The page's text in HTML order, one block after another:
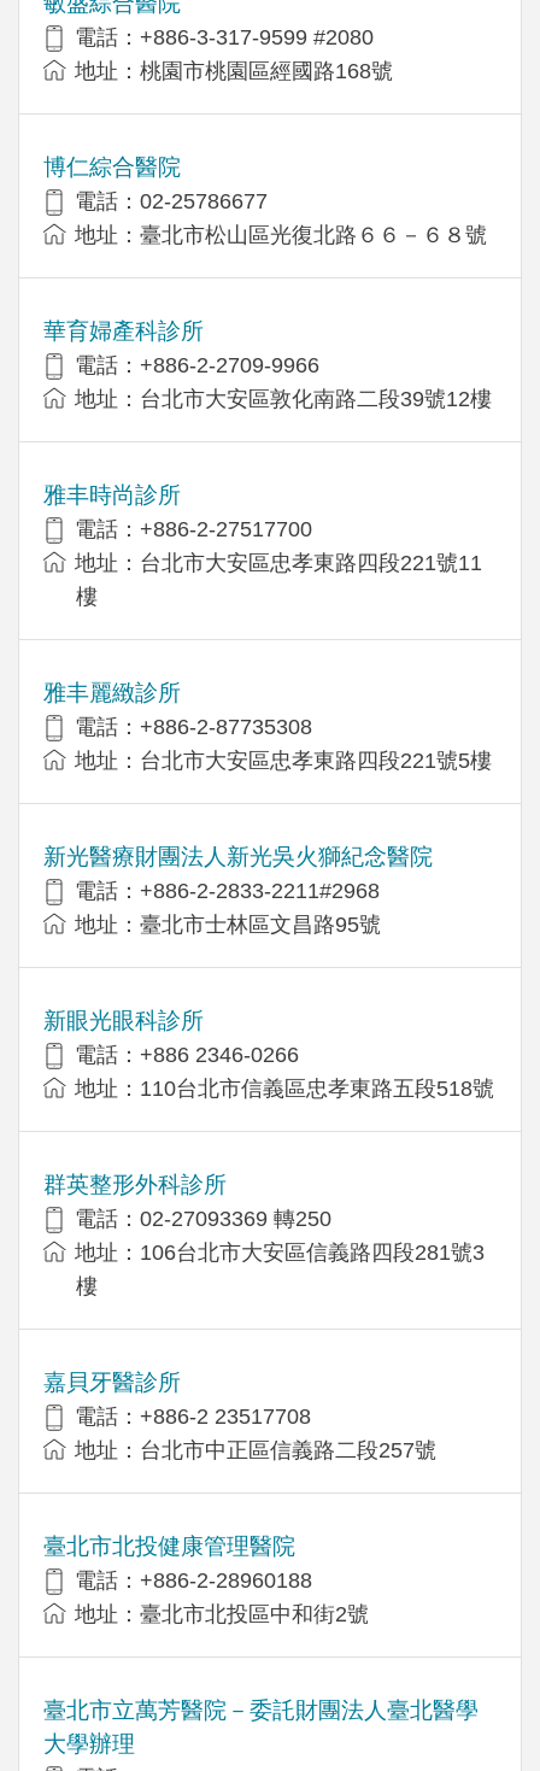
電話：+886-3-317-9599 #2080
地址：桃園市桃園區經國路168號
博仁綜合醫院
電話：02-25786677
地址：臺北市松山區光復北路６６－６８號
華育婦產科診所
電話：+886-2-2709-9966
地址：台北市大安區敦化南路二段39號12樓
雅丰時尚診所
電話：+886-2-27517700
地址：台北市大安區忠孝東路四段221號11
樓
雅丰麗緻診所
電話：+886-2-87735308
地址：台北市大安區忠孝東路四段221號5樓
新光醫療財團法人新光吳火獅紀念醫院
電話：+886-2-2833-2211#2968
地址：臺北市士林區文昌路95號
新眼光眼科診所
電話：+886 2346-0266
地址：110台北市信義區忠孝東路五段518號
群英整形外科診所
電話：02-27093369 轉250
地址：106台北市大安區信義路四段281號3
樓
嘉貝牙醫診所
電話：+886-2 23517708
地址：台北市中正區信義路二段257號
臺北市北投健康管理醫院
電話：+886-2-28960188
地址：臺北市北投區中和街2號
臺北市立萬芳醫院－委託財團法人臺北醫學
大學辦理